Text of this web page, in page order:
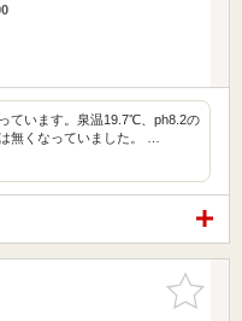
ています。泉温19.7℃、ph8.2の
無くなっていました。 …
お気に入
りに追加